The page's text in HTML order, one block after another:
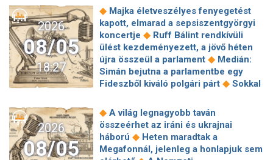
projektekben magyar állami
tulajdonrészt fognak előírni ◆Orbán
Gáspár hatszor repült honvédségi
gépen Csádba és Nigerbe◆Ismert
magyar utazási iroda ment csődbe,
bolgár biztosítóval hadakozhatnak az
utasok◆Amerikai rakétákat is
zsákmányolt az előrenyomuló orosz
után: a Szerencsejáték Zrt. átalakítja
ügynökségi modelljét◆A Tisza-
frakció kezdeményezte, hogy jövő
kedden válasszák meg az új
2026
08/05
18:27
◆ Majka életveszélyes fenyegetést
kapott, elmarad a sepsiszentgyörgyi
koncertje ◆ Ruff Bálint rendkívüli
ülést kezdeményezett, a jövő héten
újra összeül a parlament ◆ Medián:
Simán bejutna a parlamentbe egy
Fideszből kiváló polgári párt ◆ Sokkal
Vitézy: 42 új, 120 méteres
motorvonatot vesznek, teljesen
megújul a szentendrei, a csepeli és a
ráckevei HÉV járműparkja
◆ Egy
hajszálon múlt Paks, de a jövőben jó
2026
08/05
◆ A világ legnagyobb taván
összeérhet az iráni és ukrajnai
háború ◆ Heten maradtak a
Megafonnál, jelenleg a honlapjuk sem